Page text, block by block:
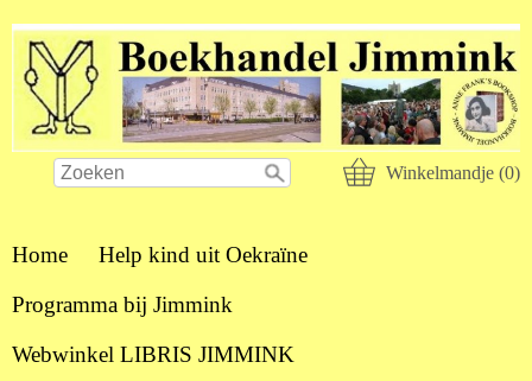
Winkelmandje (0)
Home
Help kind uit Oekraïne
Programma bij Jimmink
Webwinkel LIBRIS JIMMINK